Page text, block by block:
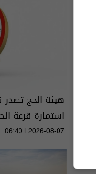
هيئة الحج
استمارة قرعة
06:40 | 2026-08-07